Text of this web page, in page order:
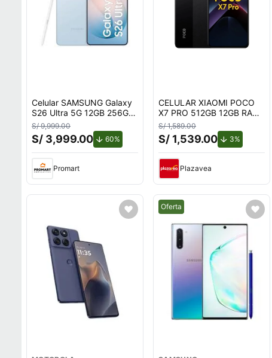
Celular SAMSUNG Galaxy
S26 Ultra 5G 12GB 256GB
Azul
S/ 9,999.00
S/ 3,999.00 60% de descuento.
Promart
CELULAR XIAOMI POCO
X7 PRO 512GB 12GB RAM
NEGRO
S/ 1,589.00
S/ 1,539.00 3%
Plazavea
Mejor precio.
Oferta